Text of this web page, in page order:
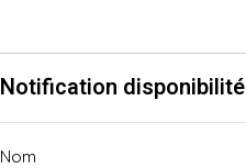
Notification disponibilité
Nom